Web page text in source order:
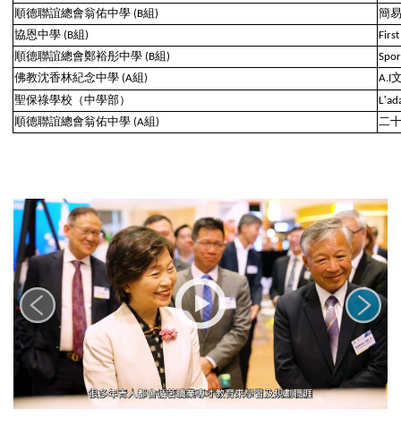
順德聯誼總會翁佑中學(B組 )
簡
協恩中學(B組 )
順德聯誼總會鄭裕彤中學(B組 )
佛教沈香林紀念中學(A組 ) A.I
聖保祿學校（中學部）
L’
順德聯誼總會翁佑中學(A組 ) 二